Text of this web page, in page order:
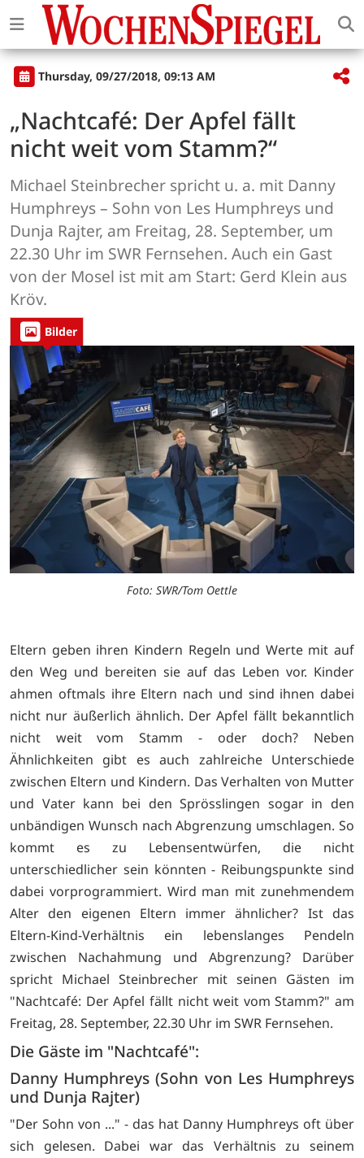
Thursday, 09/27/2018, 09:13 AM
„Nachtcafé: Der Apfel fällt
nicht weit vom Stamm?“
Michael Steinbrecher spricht u. a. mit Danny
Humphreys – Sohn von Les Humphreys und
Dunja Rajter, am Freitag, 28. September, um
22.30 Uhr im SWR Fernsehen. Auch ein Gast
von der Mosel ist mit am Start: Gerd Klein aus
Kröv.
Bilder
Foto: SWR/Tom Oettle
Eltern geben ihren Kindern Regeln und Werte mit auf
den Weg und bereiten sie auf das Leben vor. Kinder
ahmen oftmals ihre Eltern nach und sind ihnen dabei
nicht nur äußerlich ähnlich. Der Apfel fällt bekanntlich
nicht weit vom Stamm - oder doch? Neben
Ähnlichkeiten gibt es auch zahlreiche Unterschiede
zwischen Eltern und Kindern. Das Verhalten von Mutter
und Vater kann bei den Sprösslingen sogar in den
unbändigen Wunsch nach Abgrenzung umschlagen. So
kommt es zu Lebensentwürfen, die nicht
unterschiedlicher sein könnten - Reibungspunkte sind
dabei vorprogrammiert. Wird man mit zunehmendem
Alter den eigenen Eltern immer ähnlicher? Ist das
Eltern-Kind-Verhältnis ein lebenslanges Pendeln
zwischen Nachahmung und Abgrenzung? Darüber
spricht Michael Steinbrecher mit seinen Gästen im
"Nachtcafé: Der Apfel fällt nicht weit vom Stamm?" am
Freitag, 28. September, 22.30 Uhr im SWR Fernsehen.
Die Gäste im "Nachtcafé":
Danny Humphreys (Sohn von Les Humphreys
und Dunja Rajter)
"Der Sohn von ..." - das hat Danny Humphreys oft über
sich gelesen. Dabei war das Verhältnis zu seinem